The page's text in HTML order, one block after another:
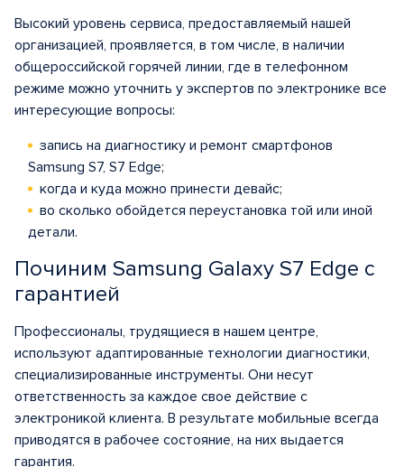
Высокий уровень сервиса, предоставляемый нашей
организацией, проявляется, в том числе, в наличии
общероссийской горячей линии, где в телефонном
режиме можно уточнить у экспертов по электронике все
интересующие вопросы:
запись на диагностику и ремонт смартфонов
Samsung S7, S7 Edge;
когда и куда можно принести девайс;
во сколько обойдется переустановка той или иной
детали.
Починим Samsung Galaxy S7 Edge с
гарантией
Профессионалы, трудящиеся в нашем центре,
используют адаптированные технологии диагностики,
специализированные инструменты. Они несут
ответственность за каждое свое действие с
электроникой клиента. В результате мобильные всегда
приводятся в рабочее состояние, на них выдается
гарантия.